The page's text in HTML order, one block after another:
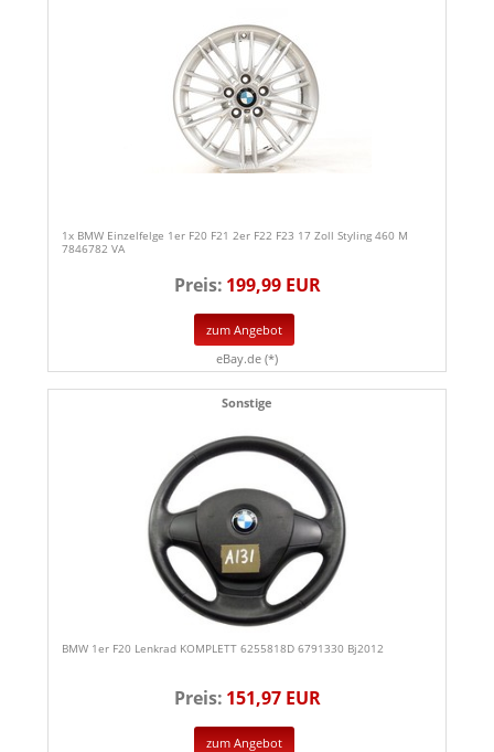
1x BMW Einzelfelge 1er F20 F21 2er F22 F23 17 Zoll Styling 460 M
7846782 VA
Preis: 199,99 EUR
zum Angebot
eBay.de (*)
Sonstige
BMW 1er F20 Lenkrad KOMPLETT 6255818D 6791330 Bj2012
Preis: 151,97 EUR
zum Angebot